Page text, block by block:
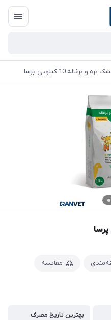
و بزغاله 10 کیلویی پرسا
مقایسه
بهترین تاریخ مصرف